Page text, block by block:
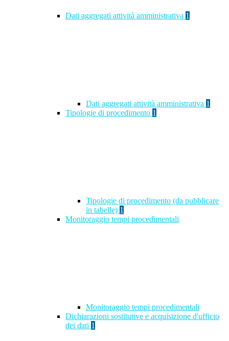
Dati aggregati attività amministrativa 1
Dati aggregati attività amministrativa 1
Tipologie di procedimento 1
Tipologie di procedimento (da pubblicare
in tabelle) 1
Monitoraggio tempi procedimentali
Monitoraggio tempi procedimentali
Dichiarazioni sostitutive e acquisizione d'ufficio
dei dati 1